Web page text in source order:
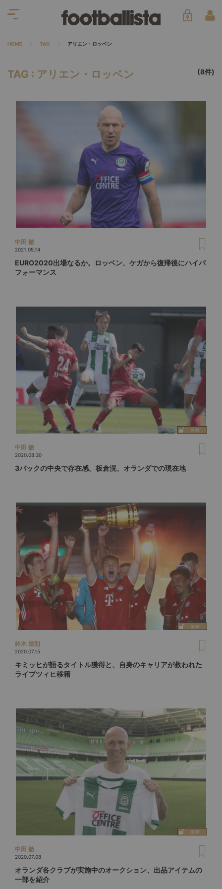
HOME TAG アリエン・ロッベン
TAG : アリエン・ロッベン (8件)
中田 徹
2021.05.14
EURO2020出場なるか。ロッベン、ケガから復帰後にハイパ
フォーマンス
中田 徹
2020.08.30
3バックの中央で存在感。板倉滉、オランダでの現在地
鈴木 達朗
2020.07.15
キミッヒが語るタイトル獲得と、自身のキャリアが救われた
ライプツィヒ移籍
中田 徹
2020.07.08
オランダ各クラブが実施中のオークション、出品アイテムの
一部を紹介